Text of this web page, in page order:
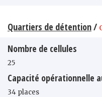
Quartiers de détention/
Nombre de cellules
25
Capacité opérationnelle
34 places